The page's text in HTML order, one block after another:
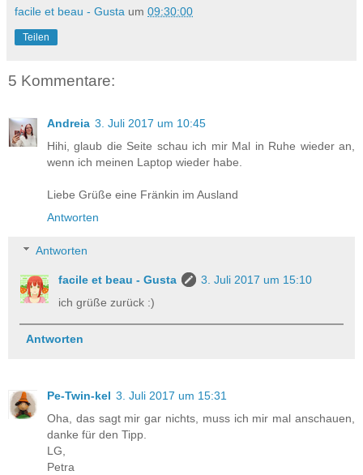
facile et beau - Gusta um 09:30:00
Teilen
5 Kommentare:
Andreia 3. Juli 2017 um 10:45
Hihi, glaub die Seite schau ich mir Mal in Ruhe wieder an,
wenn ich meinen Laptop wieder habe.
Liebe Grüße eine Fränkin im Ausland
Antworten
Antworten
facile et beau - Gusta
3. Juli 2017 um 15:10
ich grüße zurück :)
Antworten
Pe-Twin-kel 3. Juli 2017 um 15:31
Oha, das sagt mir gar nichts, muss ich mir mal anschauen,
danke für den Tipp.
LG,
Petra